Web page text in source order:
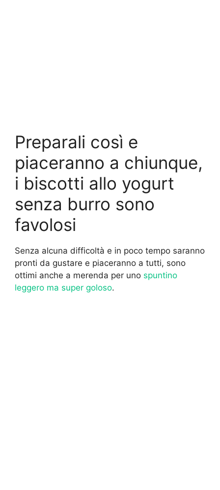
Preparali così e
piaceranno a chiunque,
i biscotti allo yogurt
senza burro sono
favolosi
Senza alcuna difficoltà e in poco tempo saranno
pronti da gustare e piaceranno a tutti, sono
ottimi anche a merenda per uno spuntino
leggero ma super goloso.